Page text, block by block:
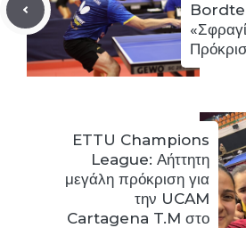
ETTU Champions
League: Αήττητη
μεγάλη πρόκριση για
την UCAM
Cartagena T.M στο